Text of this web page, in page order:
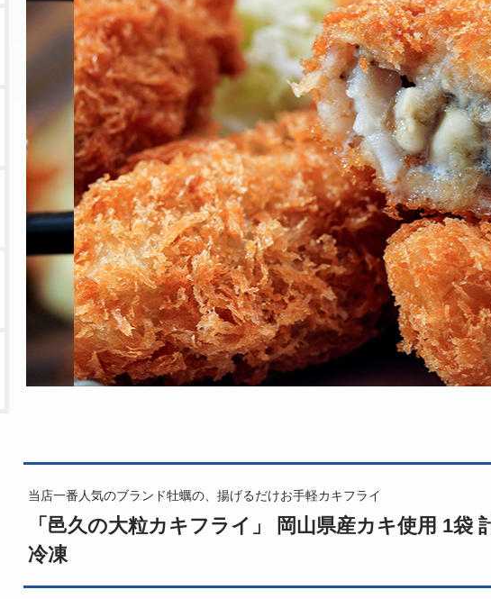
当店一番人気のブランド牡蠣の、揚げるだけお手軽カキフライ
「邑久の大粒カキフライ」 岡山県産カキ使用 1袋
冷凍